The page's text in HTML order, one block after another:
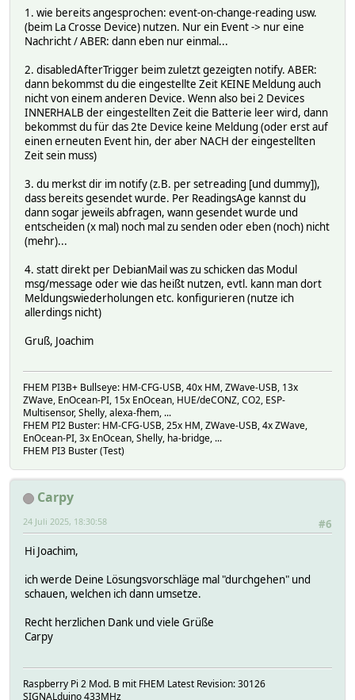
# WEB_192.168.xxx.xxx_55148 1
# WEB_192.168.xxx.xxx_55706 1
# WEBphone 1
# Wemos_01 1
# Wind 1
# WindRichtungNotify 1
# WindRichtung_text 1
# WindUsageAnDummy 1
# Windrichtung 1
# WindrichtungUsageAnDummy 1
# Winter 1
# Winter_In_Action 1
# Winter_off 1
# Winter_off_In_Action 1
# Winter_on 1
# Winter_on_In_Action 1
# WoZi_LED_off 1
# alexa 1
# alexaFHEMlog 1
# autocreate 1
# c_tasmota 1
# ccs811 1
# d_ccu 1
# d_rpc178048BidCos_RF 1
# dew_state 1
# dewpointToAllDeviceReadings 1
# espBridge 1
# eventTypes 1
# fhemInstaller 1
# iGate 1
# initialUsbCheck 1
# myDbLog 1
# myDbLog_Reopen 1
# myLaCrosseGateway 1
# mySwitch1 1
# mySwitch1_on 1
# mySwitch2 1
# myTL 1
# rg_battery 1
# weblink_meinwetter 1
# CONTENT2:
1. wie bereits angesprochen: event-on-change-reading usw.
(beim La Crosse Device) nutzen. Nur ein Event -> nur eine
Nachricht / ABER: dann eben nur einmal...
2. disabledAfterTrigger beim zuletzt gezeigten notify. ABER:
dann bekommst du die eingestellte Zeit KEINE Meldung auch
nicht von einem anderen Device. Wenn also bei 2 Devices
INNERHALB der eingestellten Zeit die Batterie leer wird, dann
bekommst du für das 2te Device keine Meldung (oder erst auf
einen erneuten Event hin, der aber NACH der eingestellten
Zeit sein muss)
3. du merkst dir im notify (z.B. per setreading [und dummy]),
dass bereits gesendet wurde. Per ReadingsAge kannst du
dann sogar jeweils abfragen, wann gesendet wurde und
entscheiden (x mal) noch mal zu senden oder eben (noch) nicht
(mehr)...
4. statt direkt per DebianMail was zu schicken das Modul
msg/message oder wie das heißt nutzen, evtl. kann man dort
Meldungswiederholungen etc. konfigurieren (nutze ich
allerdings nicht)
Gruß, Joachim
FHEM PI3B+ Bullseye: HM-CFG-USB, 40x HM, ZWave-USB, 13x
ZWave, EnOcean-PI, 15x EnOcean, HUE/deCONZ, CO2, ESP-
Multisensor, Shelly, alexa-fhem, ...
FHEM PI2 Buster: HM-CFG-USB, 25x HM, ZWave-USB, 4x ZWave,
EnOcean-PI, 3x EnOcean, Shelly, ha-bridge, ...
FHEM PI3 Buster (Test)
Carpy
#6
24 Juli 2025, 18:30:58
Hi Joachim,
ich werde Deine Lösungsvorschläge mal "durchgehen" und
schauen, welchen ich dann umsetze.
Recht herzlichen Dank und viele Grüße
Carpy
Raspberry Pi 2 Mod. B mit FHEM Latest Revision: 30126
SIGNALduino 433MHz